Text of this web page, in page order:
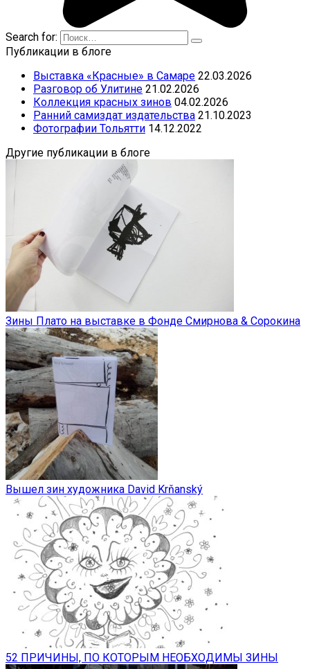
Search for:
Публикации в блоге
Выставка «Красные» в Самаре 22.03.2026
Разговор об Улитине 21.02.2026
Коллекция красных зинов 04.02.2026
Ранний самиздат издательства 21.10.2023
Фотографии Тольятти 14.12.2022
Другие публикации в блоге
Зины Плато на выставке в Фонде Смирнова & Сорокина
Вышел зин художника David Krňanský
52 ПРИЧИНЫ, ПО КОТОРЫМ НЕОБХОДИМЫ ЗИНЫ